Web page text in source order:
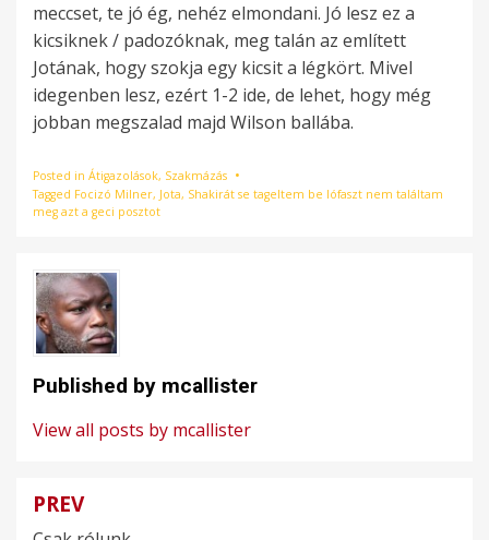
meccset, te jó ég, nehéz elmondani. Jó lesz ez a
kicsiknek / padozóknak, meg talán az említett
Jotának, hogy szokja egy kicsit a légkört. Mivel
idegenben lesz, ezért 1-2 ide, de lehet, hogy még
jobban megszalad majd Wilson ballába.
Posted in Átigazolások, Szakmázás
Tagged Focizó Milner, Jota, Shakirát se tageltem be lófaszt nem találtam
meg azt a geci posztot
Published by mcallister
View all posts by mcallister
Bejegyzés
PREV